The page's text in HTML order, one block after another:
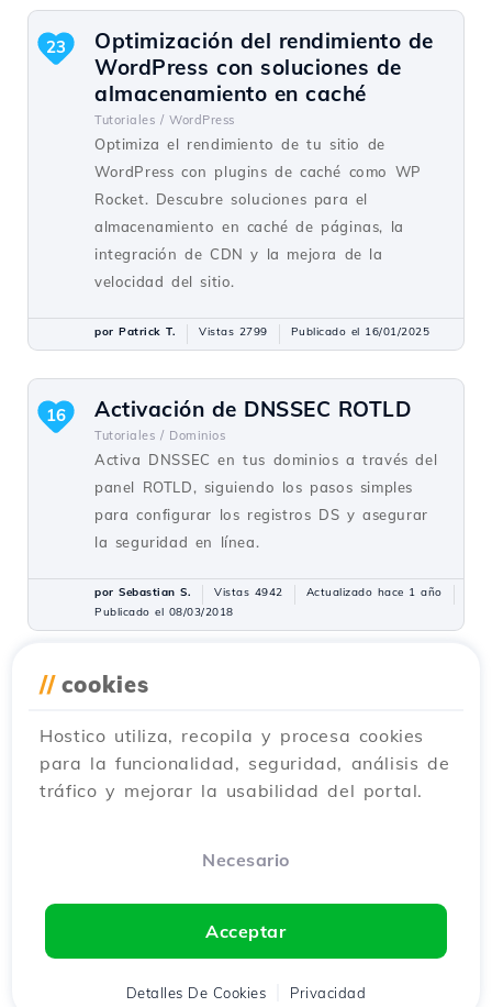
Optimización del rendimiento de
WordPress con soluciones de
almacenamiento en caché
Tutoriales / WordPress
Optimiza el rendimiento de tu sitio de
WordPress con plugins de caché como WP
Rocket. Descubre soluciones para el
almacenamiento en caché de páginas, la
integración de CDN y la mejora de la
velocidad del sitio.
23
por Patrick T. Vistas 2799 Publicado el 16/01/2025
Activación de DNSSEC ROTLD
Tutoriales / Dominios
Activa DNSSEC en tus dominios a través del
panel ROTLD, siguiendo los pasos simples
para configurar los registros DS y asegurar
la seguridad en línea.
16
por Sebastian S. Vistas 4942
Actualizado hace 1 año
Publicado el 08/03/2018
Instalando una aplicación
Softaculous de cPanel
Tutoriales / Softaculous
Descubra cómo instalar aplicaciones web
15
Vistas 5346
// cookies
Hostico utiliza, recopila y procesa cookies
para la funcionalidad, seguridad, análisis de
tráfico y mejorar la usabilidad del portal.
Necesario
Acceptar
Detalles De Cookies Privacidad